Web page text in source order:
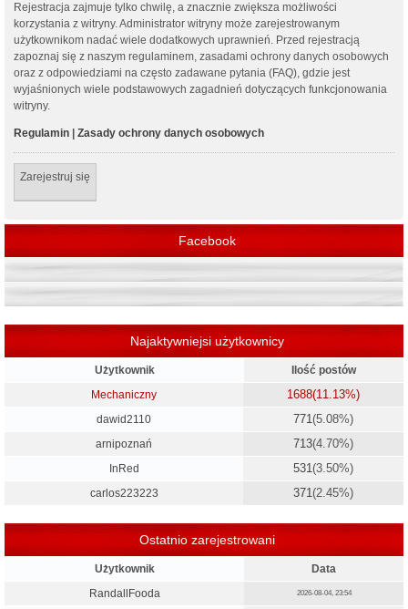
Rejestracja zajmuje tylko chwilę, a znacznie zwiększa możliwości
korzystania z witryny. Administrator witryny może zarejestrowanym
użytkownikom nadać wiele dodatkowych uprawnień. Przed rejestracją
zapoznaj się z naszym regulaminem, zasadami ochrony danych osobowych
oraz z odpowiedziami na często zadawane pytania (FAQ), gdzie jest
wyjaśnionych wiele podstawowych zagadnień dotyczących funkcjonowania
witryny.
Regulamin Zasady ochrony danych osobowych
Zarejestruj się
Facebook
Najaktywniejsi użytkownicy
Użytkownik
Ilość postów
Mechaniczny
1688(11.13%)
dawid2110 771(5.08%)
arnipoznań 713(4.70%)
InRed 531(3.50%)
carlos223223 371(2.45%)
Ostatnio zarejestrowani
Użytkownik
Data
RandallFooda
2026-08-04, 23:54